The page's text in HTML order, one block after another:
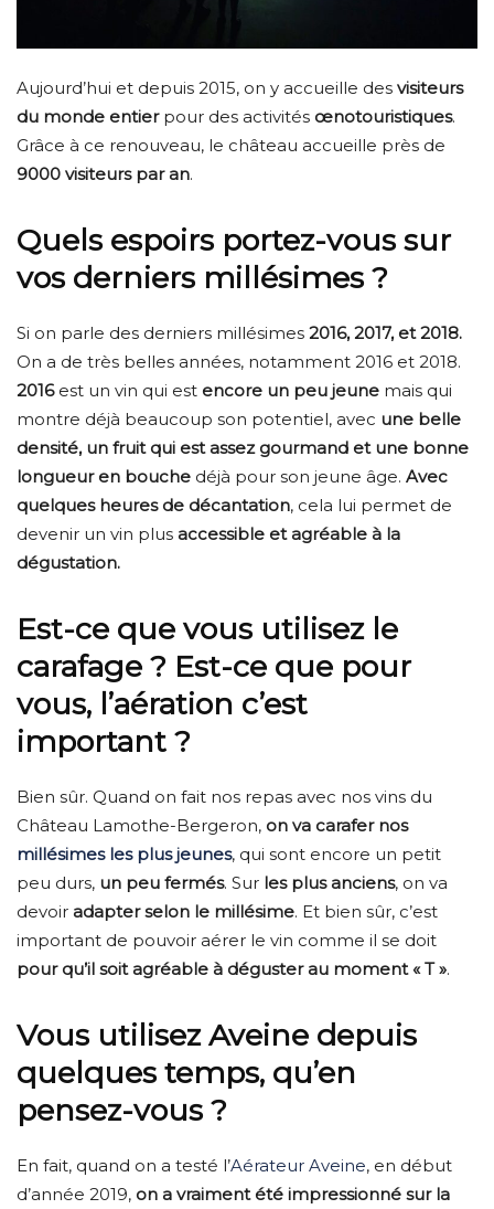
Aujourd’hui et depuis 2015, on y accueille des visiteurs
du monde entierpour des activités œnotouristiques.
Grâce à ce renouveau, le château accueille près de
9000 visiteurs par an.
Quels espoirs portez-vous sur
vos derniers millésimes ?
Si on parle des derniers millésimes 2016, 2017, et 2018.
On a de très belles années, notamment 2016 et 2018.
2016 est un vin qui est encore un peu jeune mais qui
montre déjà beaucoup son potentiel, avec une belle
densité, un fruit qui est assez gourmand et une bonne
longueur en bouche déjà pour son jeune âge. Avec
quelques heures de décantation, cela lui permet de
devenir un vin plus accessible et agréable à la
dégustation.
Est-ce que vous utilisez le
carafage ? Est-ce que pour
vous, l’aération c’est
important ?
Bien sûr. Quand on fait nos repas avec nos vins du
Château Lamothe-Bergeron, on va carafer nos
millésimes les plus jeunes, qui sont encore un petit
peu durs, un peu fermés. Sur les plus anciens, on va
devoir adapter selon le millésime. Et bien sûr, c’est
important de pouvoir aérer le vin comme il se doit
pour qu’il soit agréable à déguster au moment « T ».
Vous utilisez Aveine depuis
quelques temps, qu’en
pensez-vous ?
En fait, quand on a testé l’Aérateur Aveine, en début
d’année 2019, on a vraiment été impressionné sur la